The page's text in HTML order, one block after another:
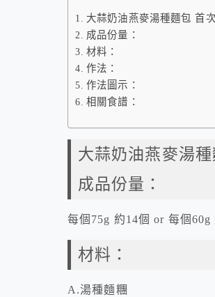
大蒜奶油燕麥湯種麵包 首
成品份量：
材料：
作法：
作法圖示：
相關食譜：
大蒜奶油燕麥湯種
成品份量：
每個75g 約14個 or 每個60g
材料：
A.湯種麵糰